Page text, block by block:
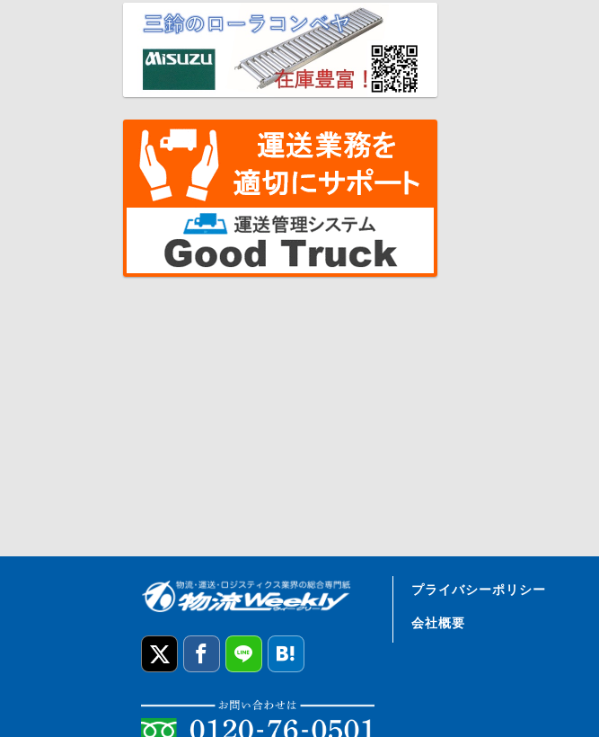
プライバシーポリシー
会社概要